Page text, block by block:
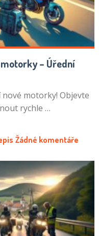
– Úřední
motorky! Objevte
rychle …
Žádné komentáře